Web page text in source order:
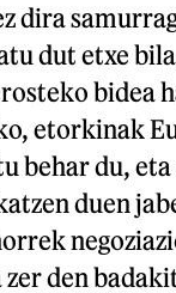
dira
dut etxe
bidea
etorkinak
behar du,
duen
zer den